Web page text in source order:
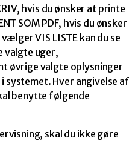
hvis du ønsker at printe
SOM PDF, hvis du ønsker
VIS LISTE kan du se
valgte uger,
øvrige valgte oplysninger
systemet. Hver angivelse af
benytte følgende
skal du ikke gøre